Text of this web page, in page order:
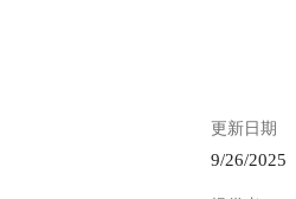
更新日期
9/26/2025